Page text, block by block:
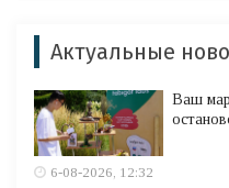
Актуальные
Ваш
6-08-2026, 12:32